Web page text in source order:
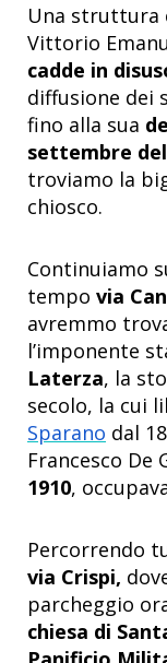
Una struttura
Vittorio
cadde in
diffusione dei
fino alla sua
settembre del
troviamo la
chiosco.
Continuiamo
tempo via
avremmo
l’imponente
Laterza, la
secolo, la cui
Sparano dal
Francesco De
1910,
Percorrendo
via Crispi,
parcheggio
chiesa di